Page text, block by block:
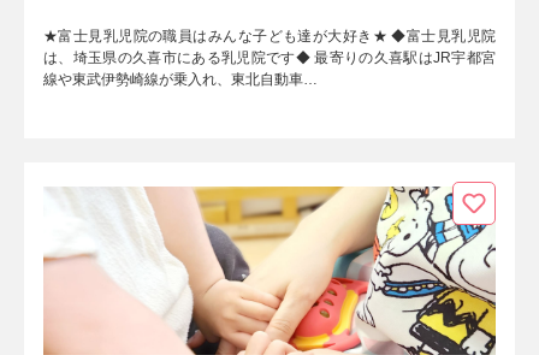
★富士見乳児院の職員はみんな子ども達が大好き★ ◆富士見乳児院
は、埼玉県の久喜市にある乳児院です◆ 最寄りの久喜駅はJR宇都宮
線や東武伊勢崎線が乗入れ、東北自動車…